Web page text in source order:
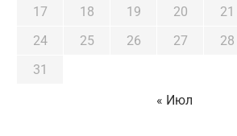
17
18 19 20 21
24
25 26 27 28
31
« Июл